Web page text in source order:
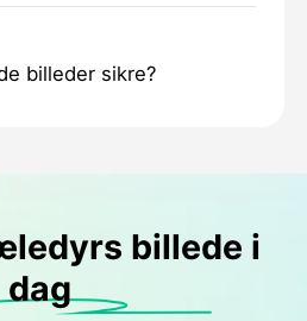
billeder sikre?
billede i
dag